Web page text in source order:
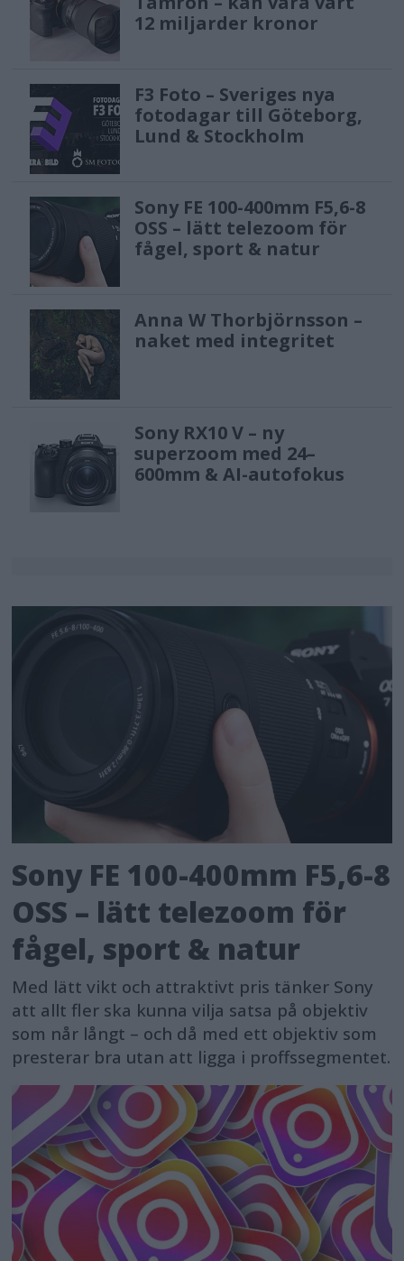
12 miljarder kronor
F3 Foto – Sveriges nya
fotodagar till Göteborg,
Lund & Stockholm
Sony FE 100-400mm F5,6-8
OSS – lätt telezoom för
fågel, sport & natur
Anna W Thorbjörnsson –
naket med integritet
Sony RX10 V – ny
superzoom med 24–
600mm & AI-autofokus
Sony FE 100-400mm F5,6-8
OSS – lätt telezoom för
fågel, sport & natur
Med lätt vikt och attraktivt pris tänker Sony
att allt fler ska kunna vilja satsa på objektiv
som når långt – och då med ett objektiv som
presterar bra utan att ligga i proffssegmentet.